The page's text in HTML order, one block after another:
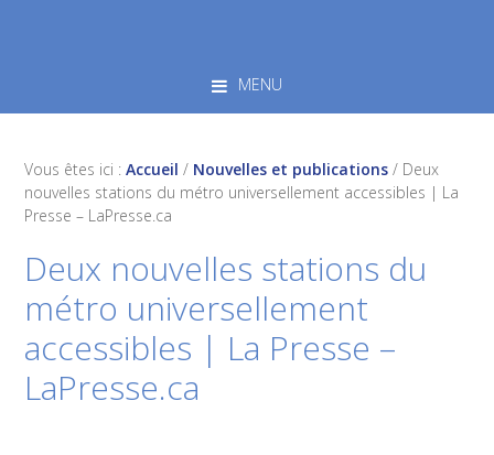
MENU
Vous êtes ici :Accueil / Nouvelles et publications / Deux
nouvelles stations du métro universellement accessibles | La
Presse – LaPresse.ca
Deux nouvelles stations du
métro universellement
accessibles | La Presse –
LaPresse.ca